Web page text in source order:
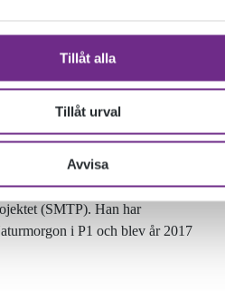
Tillåt alla
Tillåt urval
Avvisa
vid Station Linné, en biologisk
bara 800 meter söder om
är entomolog och forskare inom
(SMTP). Han har
i P1 och blev år 2017